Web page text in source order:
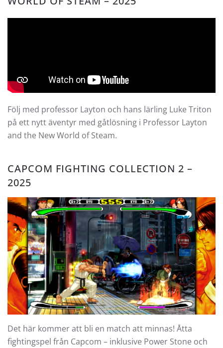
Följ med professor Layton och hans lärling Luke Triton
på ett nytt äventyr med gåtlösning i Professor Layton
and the New World of Steam.
CAPCOM FIGHTING COLLECTION 2 –
2025
Det här kommer att bli en match att minnas! Åtta
fightingspel från Capcom – inklusive Power Stone och